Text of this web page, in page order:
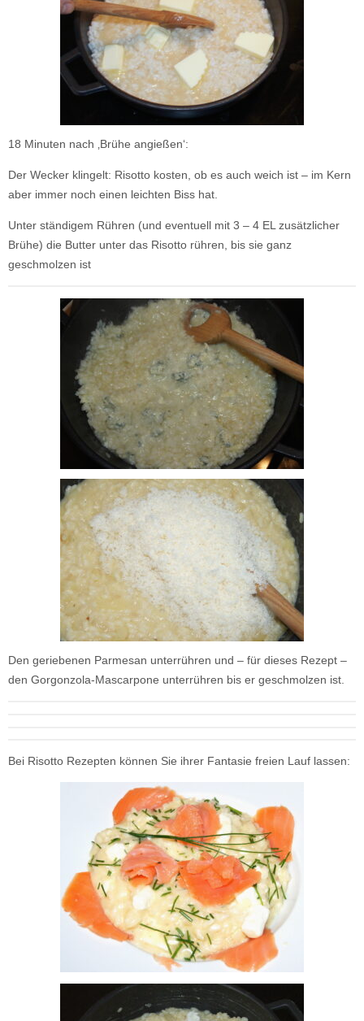
18 Minuten nach ‚Brühe angießen‘:
Der Wecker klingelt: Risotto kosten, ob es auch weich ist – im Kern
aber immer noch einen leichten Biss hat.
Unter ständigem Rühren (und eventuell mit 3 – 4 EL zusätzlicher
Brühe) die Butter unter das Risotto rühren, bis sie ganz
geschmolzen ist
Den geriebenen Parmesan unterrühren und – für dieses Rezept –
den Gorgonzola-Mascarpone unterrühren bis er geschmolzen ist.
Bei Risotto Rezepten können Sie ihrer Fantasie freien Lauf lassen: